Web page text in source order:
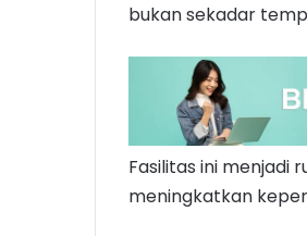
bukan sekadar
Fasilitas ini menjadi
meningkatkan